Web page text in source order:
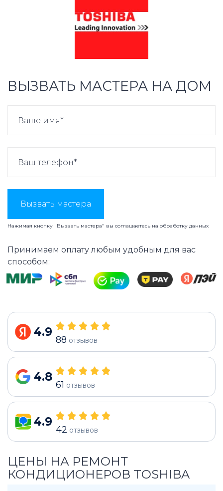
ВЫЗВАТЬ МАСТЕРА НА ДОМ
Вызвать мастера
Нажимая кнопку "Вызвать мастера" вы соглашаетесь на обработку данных
Принимаем оплату любым удобным для вас
способом:
4.9
88 отзывов
4.8
61 отзывов
4.9
42 отзывов
ЦЕНЫ НА РЕМОНТ
КОНДИЦИОНЕРОВ TOSHIBA